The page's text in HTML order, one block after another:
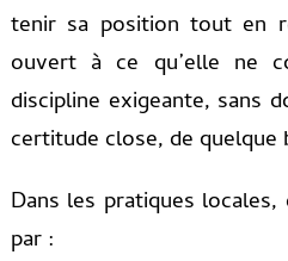
tenir sa position tout en
ouvert à ce qu’elle ne
discipline exigeante, sans
certitude close, de quelque
Dans les pratiques
par :